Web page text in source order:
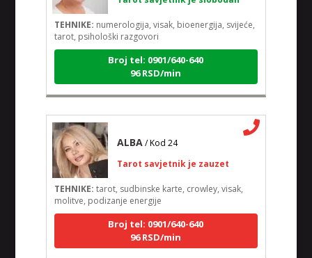
numerologija, visak, bioenergija, svijeće,
tarot, psihološki razgovori
Broj tel: 0901/640-640
96 RSD/min
/ Kod 24
Tarot savjetnik je zauzet
tarot, sudbinske karte, crowley, visak,
molitve, podizanje energije
Broj tel: 0901/640-640
96 RSD/min